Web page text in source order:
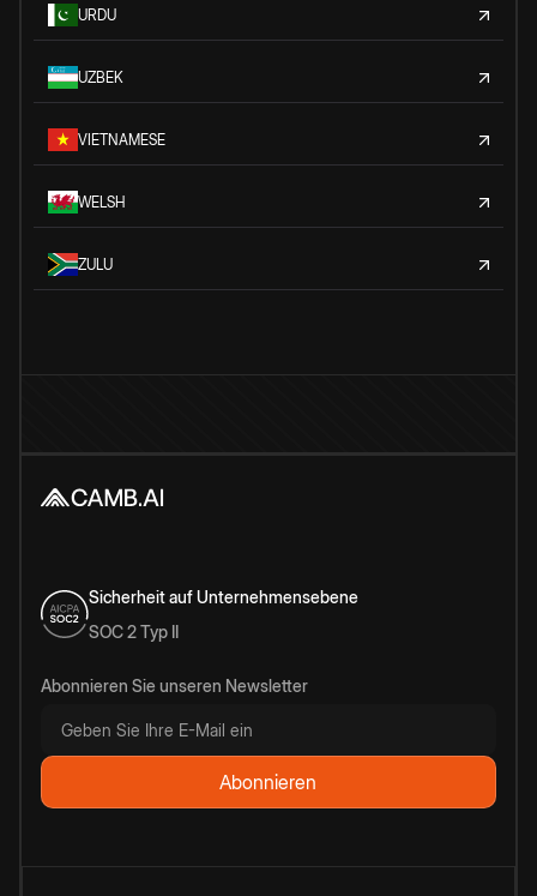
URDU
UZBEK
VIETNAMESE
WELSH
ZULU
Sicherheit auf Unternehmensebene
SOC 2 Typ II
Abonnieren Sie unseren Newsletter